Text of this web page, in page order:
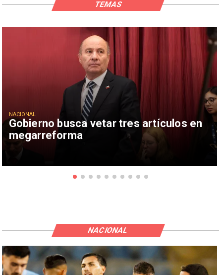
Gobierno busca vetar tres artículos en
megarreforma
NACIONAL
TEMAS
NACIONAL